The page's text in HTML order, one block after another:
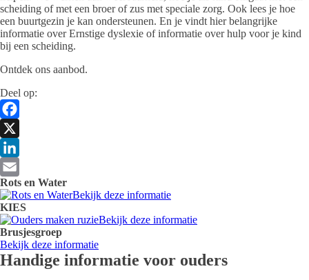
scheiding of met een broer of zus met speciale zorg. Ook lees je hoe
een buurtgezin je kan ondersteunen. En je vindt hier belangrijke
informatie over Ernstige dyslexie of informatie over hulp voor je kind
bij een scheiding.
Ontdek ons aanbod.
Deel op:
Facebook
X
LinkedIn
Email
Rots en Water
Bekijk deze informatie
KIES
Bekijk deze informatie
Brusjesgroep
Bekijk deze informatie
Handige informatie voor ouders